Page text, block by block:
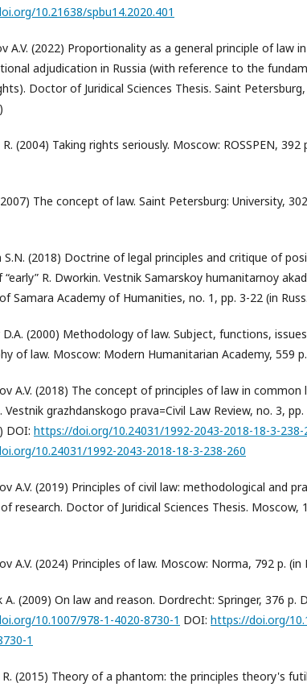
10.21638/spbu14.2020.401
A.V. (2022) Proportionality as a general principle of law in
adjudication in Russia (with reference to the
Doctor of Juridical Sciences Thesis. Saint
(2004) Taking rights seriously. Moscow: ROSSPEN, 392
The concept of law. Saint Petersburg: University,
S.N. (2018) Doctrine of legal principles and critique of
R. Dworkin. Vestnik Samarskoy humanitarnoy
Samara Academy of Humanities, no. 1, pp. 3-22 (in
D.A. (2000) Methodology of law. Subject, functions,
of law. Moscow: Modern Humanitarian Academy, 559 p.
A.V. (2018) The concept of principles of law in common
Vestnik grazhdanskogo prava=Civil Law Review, no. 3, pp.
DOI: https://doi.org/10.24031/1992-2043-2018-18-3-238-
10.24031/1992-2043-2018-18-3-238-260
A.V. (2019) Principles of civil law: methodological and
research. Doctor of Juridical Sciences Thesis. Moscow,
A.V. (2024) Principles of law. Moscow: Norma, 792 p. (in
A. (2009) On law and reason. Dordrecht: Springer, 376 p.
10.1007/978-1-4020-8730-1 DOI: https://doi.org/
1
R. (2015) Theory of a phantom: the principles theory's